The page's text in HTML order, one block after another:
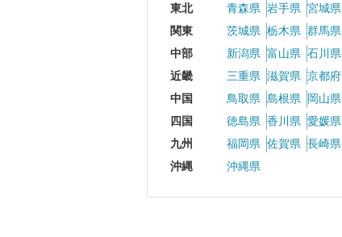
東北
青森県 岩手県 宮城県
関東
茨城県 栃木県 群馬県
中部
新潟県 富山県 石川県
近畿
三重県 滋賀県 京都府
中国
鳥取県 島根県 岡山県
四国
徳島県 香川県 愛媛県
九州
福岡県 佐賀県 長崎県
沖縄
沖縄県